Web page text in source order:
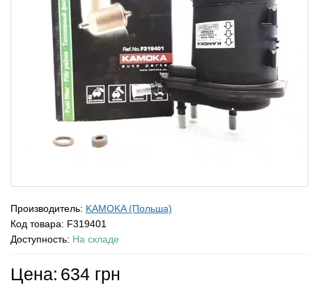
Производитель: KAMOKA (Польша)
Код товара: F319401
Доступность: На складе
Цена: 634 грн